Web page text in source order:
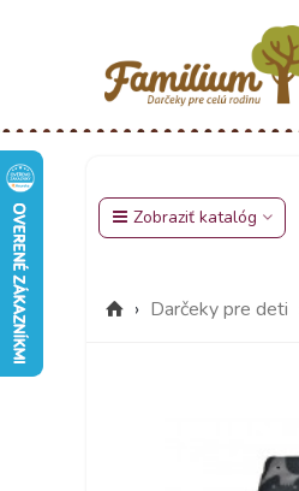
Zobraziť katalóg
› Darčeky pre deti